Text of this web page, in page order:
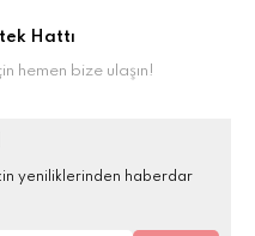
Hattı
hemen bize ulaşın!
yeniliklerinden haberdar